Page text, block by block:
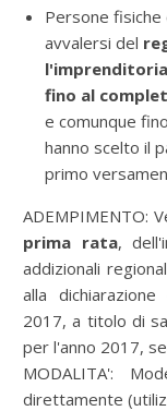
Persone fisiche
avvalersi del
fino al
e comunque
hanno scelto il
primo
ADEMPIMENTO:
prima rata,
addizionali
alla
2017, a titolo di
per l'anno 2017,
MODALITA':
direttamente